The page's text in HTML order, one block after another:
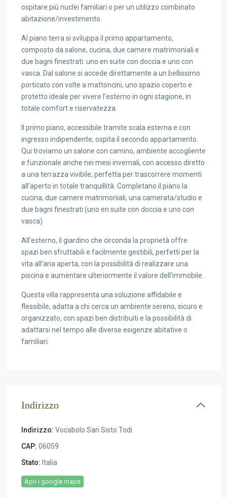
ospitare più nuclei familiari o per un utilizzo combinato
abitazione/investimento.
Al piano terra si sviluppa il primo appartamento,
composto da salone, cucina, due camere matrimoniali e
due bagni finestrati: uno en suite con doccia e uno con
vasca. Dal salone si accede direttamente a un bellissimo
porticato con volte a mattoncini, uno spazio coperto e
protetto ideale per vivere l’esterno in ogni stagione, in
totale comfort e riservatezza.
Il primo piano, accessibile tramite scala esterna e con
ingresso indipendente, ospita il secondo appartamento.
Qui troviamo un salone con camino, ambiente accogliente
e funzionale anche nei mesi invernali, con accesso diretto
a una terrazza vivibile, perfetta per trascorrere momenti
all’aperto in totale tranquillità. Completano il piano la
cucina, due camere matrimoniali, una camerata/studio e
due bagni finestrati (uno en suite con doccia e uno con
vasca).
All’esterno, il giardino che circonda la proprietà offre
spazi ben sfruttabili e facilmente gestibili, perfetti per la
vita all’aria aperta, con la possibilità di realizzare una
piscina e aumentare ulteriormente il valore dell’immobile.
Questa villa rappresenta una soluzione affidabile e
flessibile, adatta a chi cerca un ambiente sereno, sicuro e
organizzato, con spazi ben distribuiti e la possibilità di
adattarsi nel tempo alle diverse esigenze abitative o
familiari.
Indirizzo
Indirizzo: Vocabolo San Sisto Todi
CAP: 06059
Stato: Italia
Apri i google maps